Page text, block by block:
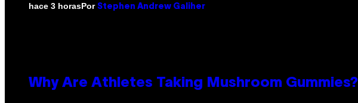
hace 3 horasPor Stephen Andrew Galiher
Why Are Athletes Taking Mushroom Gummies?